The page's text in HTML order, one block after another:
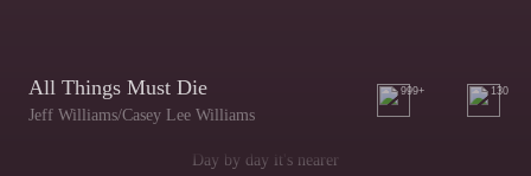
All Things Must Die
Jeff Williams/Casey Lee Williams
999+ 130
Day by day it's nearer